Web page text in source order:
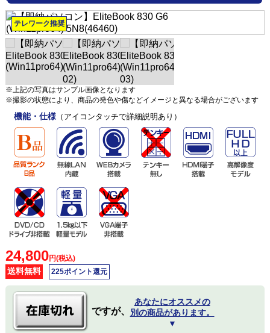
テレワーク推奨
※上記の写真はサンプル画像となります
※撮影の状態により、商品の発色や傷などイメージと異なる場合がございます
機能・仕様（アイコンタッチで詳細説明あり）
24,800円(税込)
送料無料 225ポイント還元
ですが、
あなたにオススメの
別の商品があります。
▼